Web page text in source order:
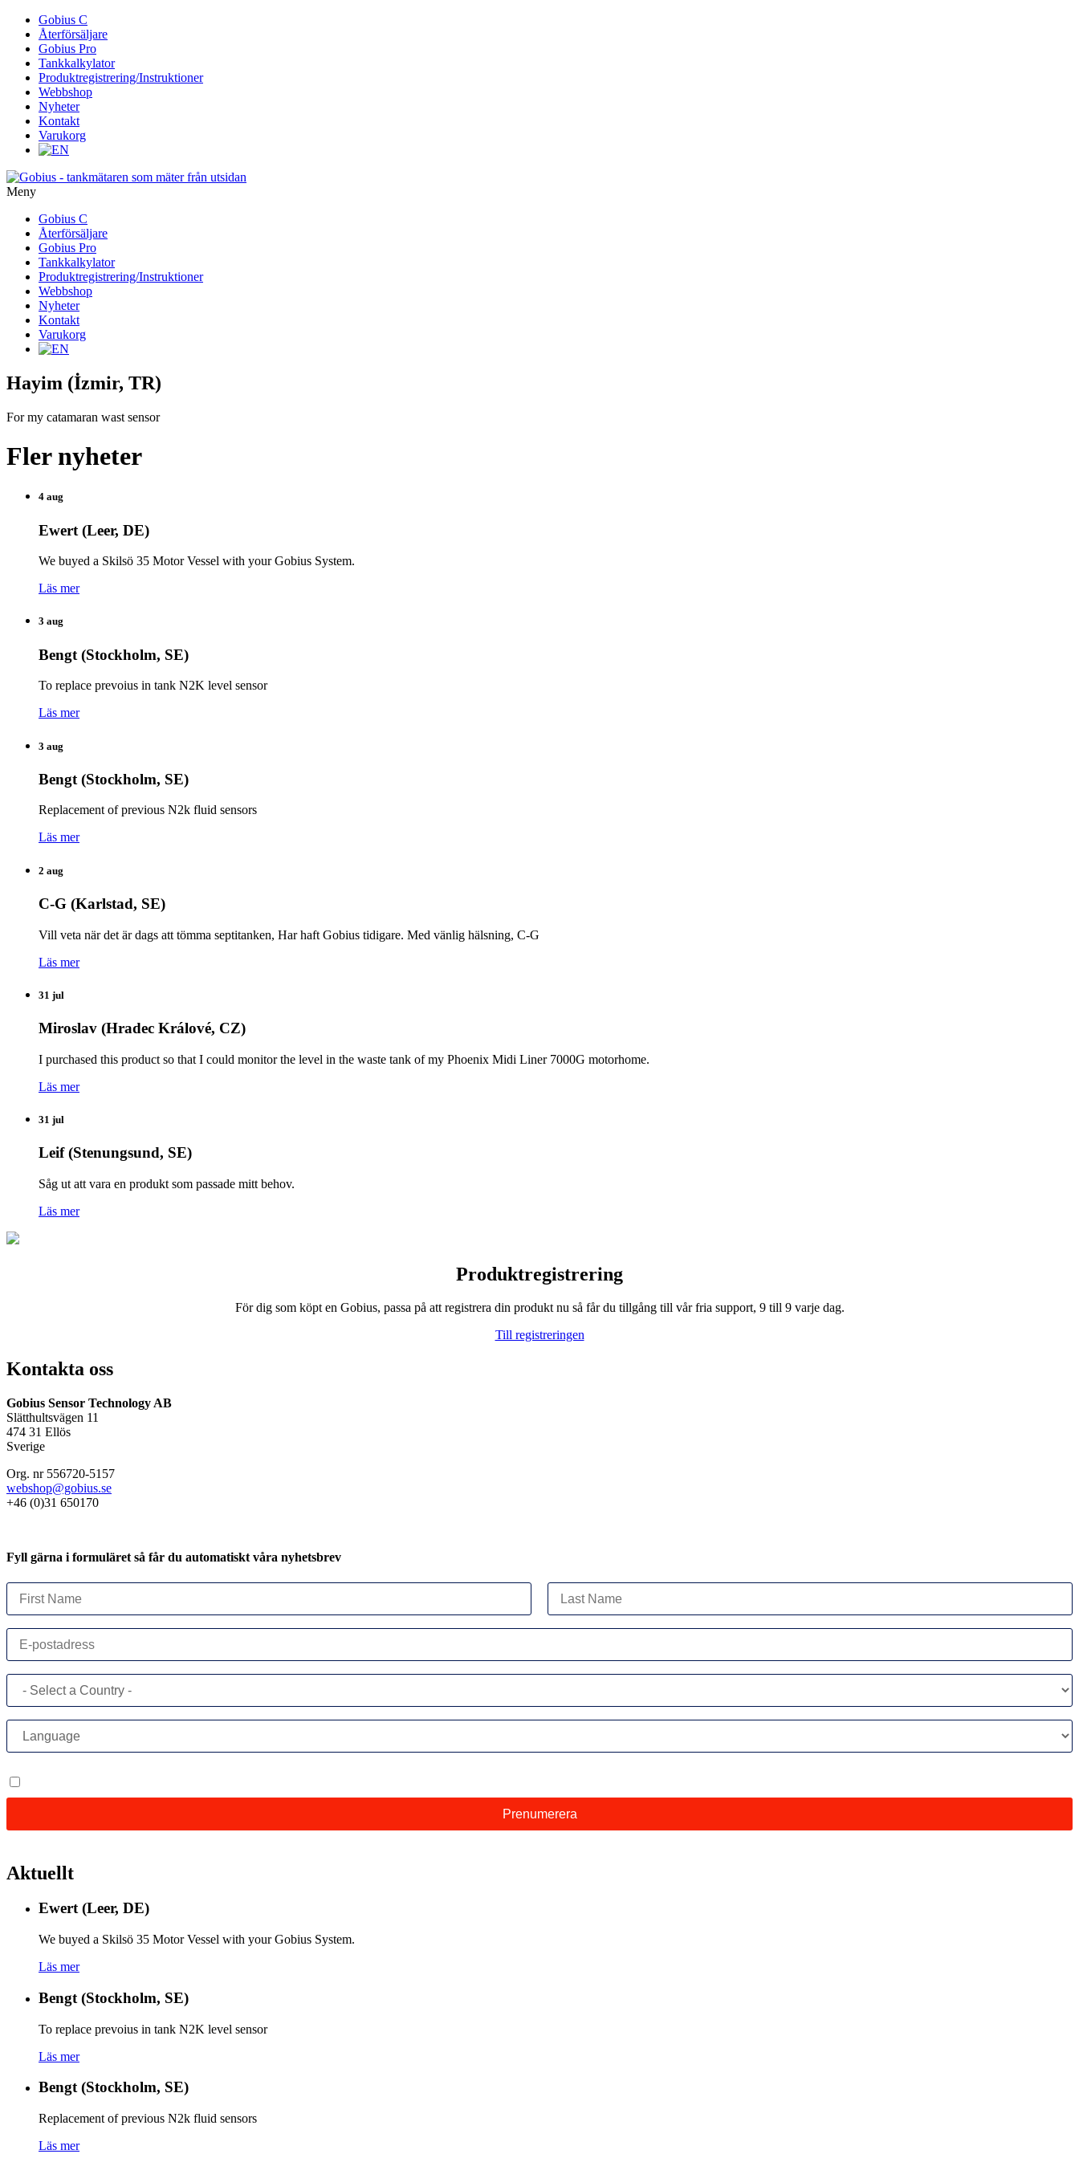
vidare
innehåll
Gobius C
Återförsäljare
Gobius Pro
Tankkalkylator
Produktregistrering/Instruktioner
Webbshop
Nyheter
Kontakt
Varukorg
Meny
vidare
innehåll
Gobius C
Återförsäljare
Gobius Pro
Tankkalkylator
Produktregistrering/Instruktioner
Webbshop
Nyheter
Kontakt
Varukorg
Hayim (İzmir, TR)
For my catamaran wast sensor
Fler nyheter
4 aug
Ewert (Leer, DE)
We buyed a Skilsö 35 Motor Vessel with your Gobius System.
Läs mer
3 aug
Bengt (Stockholm, SE)
To replace prevoius in tank N2K level sensor
Läs mer
3 aug
Bengt (Stockholm, SE)
Replacement of previous N2k fluid sensors
Läs mer
2 aug
C-G (Karlstad, SE)
Vill veta när det är dags att tömma septitanken, Har haft Gobius tidigare. Med vänlig hälsning, C-G
Läs mer
31 jul
Miroslav (Hradec Králové, CZ)
I purchased this product so that I could monitor the level in the waste tank of my Phoenix Midi Liner 7000G motorhome.
Läs mer
31 jul
Leif (Stenungsund, SE)
Såg ut att vara en produkt som passade mitt behov.
Läs mer
Produktregistrering
För dig som köpt en Gobius, passa på att registrera din produkt nu så får du tillgång till vår fria support, 9 till 9 varje dag.
Till registreringen
Kontakta oss
Gobius Sensor Technology AB
Slätthultsvägen 11
474 31 Ellös
Sverige
Org. nr 556720-5157
webshop@gobius.se
+46 (0)31 650170
Fyll gärna i formuläret så får du automatiskt våra nyhetsbrev
Aktuellt
Ewert (Leer, DE)
We buyed a Skilsö 35 Motor Vessel with your Gobius System.
Läs mer
Bengt (Stockholm, SE)
To replace prevoius in tank N2K level sensor
Läs mer
Bengt (Stockholm, SE)
Replacement of previous N2k fluid sensors
Läs mer